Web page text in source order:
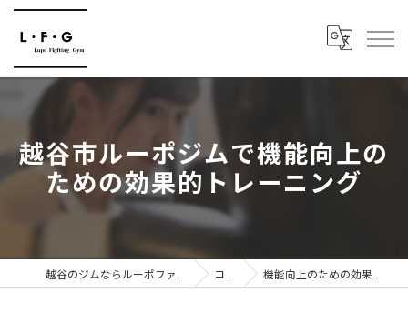
越谷市ルーポジムで機能向上の
ための効果的トレーニング
コラム 機能向上のための効果的トレーニング